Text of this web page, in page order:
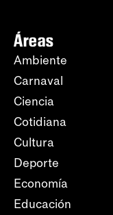
Áreas
Ambiente
Carnaval
Ciencia
Cotidiana
Cultura
Deporte
Economía
Educación